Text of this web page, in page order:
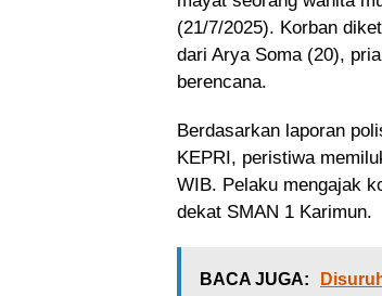
(21/7/2025). Korban
dari Arya Soma (20),
berencana.
Berdasarkan laporan
KEPRI, peristiwa
WIB. Pelaku mengajak
dekat SMAN 1 Karimun.
BACA JUGA: